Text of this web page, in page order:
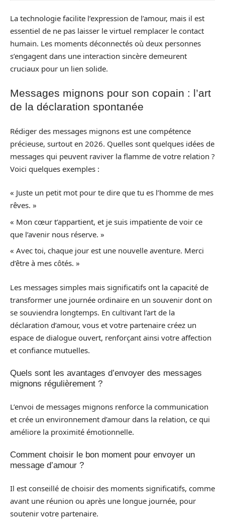
La technologie facilite l’expression de l’amour, mais il est
essentiel de ne pas laisser le virtuel remplacer le contact
humain. Les moments déconnectés où deux personnes
s’engagent dans une interaction sincère demeurent
cruciaux pour un lien solide.
Messages mignons pour son copain : l’art
de la déclaration spontanée
Rédiger des messages mignons est une compétence
précieuse, surtout en 2026. Quelles sont quelques idées de
messages qui peuvent raviver la flamme de votre relation ?
Voici quelques exemples :
« Juste un petit mot pour te dire que tu es l’homme de mes
rêves. »
« Mon cœur t’appartient, et je suis impatiente de voir ce
que l’avenir nous réserve. »
« Avec toi, chaque jour est une nouvelle aventure. Merci
d’être à mes côtés. »
Les messages simples mais significatifs ont la capacité de
transformer une journée ordinaire en un souvenir dont on
se souviendra longtemps. En cultivant l’art de la
déclaration d’amour, vous et votre partenaire créez un
espace de dialogue ouvert, renforçant ainsi votre affection
et confiance mutuelles.
Quels sont les avantages d’envoyer des messages
mignons régulièrement ?
L’envoi de messages mignons renforce la communication
et crée un environnement d’amour dans la relation, ce qui
améliore la proximité émotionnelle.
Comment choisir le bon moment pour envoyer un
message d’amour ?
Il est conseillé de choisir des moments significatifs, comme
avant une réunion ou après une longue journée, pour
soutenir votre partenaire.